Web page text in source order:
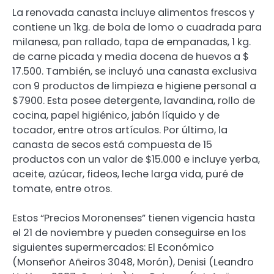
La renovada canasta incluye alimentos frescos y
contiene un 1kg. de bola de lomo o cuadrada para
milanesa, pan rallado, tapa de empanadas, 1 kg.
de carne picada y media docena de huevos a $
17.500. También, se incluyó una canasta exclusiva
con 9 productos de limpieza e higiene personal a
$7900. Esta posee detergente, lavandina, rollo de
cocina, papel higiénico, jabón líquido y de
tocador, entre otros artículos. Por último, la
canasta de secos está compuesta de 15
productos con un valor de $15.000 e incluye yerba,
aceite, azúcar, fideos, leche larga vida, puré de
tomate, entre otros.
Estos “Precios Moronenses” tienen vigencia hasta
el 21 de noviembre y pueden conseguirse en los
siguientes supermercados: El Económico
(Monseñor Añeiros 3048, Morón), Denisi (Leandro